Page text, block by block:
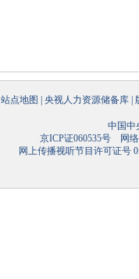
站点地图 央视人力资源储备库
中国中
京ICP证060535号网络
网上传播视听节目许可证号